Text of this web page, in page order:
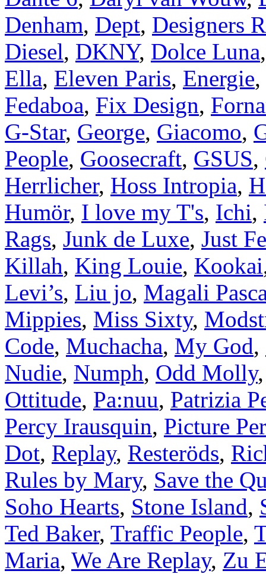
Denham, Dept, Designers
Diesel, DKNY, Dolce Luna
Ella, Eleven Paris, Energie,
Fedaboa, Fix Design,
G-Star, George, Giacomo,
People, Goosecraft, GSUS,
Herrlicher, Hoss Intropia,
Humör, I love my T's, Ichi,
Rags, Junk de Luxe, Just
Killah, King Louie, Kookai
Levi’s, Liu jo, Magali
Mippies, Miss Sixty,
Code, Muchacha, My God,
Nudie, Numph, Odd Molly
Ottitude, Pa:nuu, Patrizia
Percy Irausquin, Picture
Dot, Replay, Resteröds,
Rules by Mary, Save the
Soho Hearts, Stone Island,
Ted Baker, Traffic People,
Maria, We Are Replay, Zu